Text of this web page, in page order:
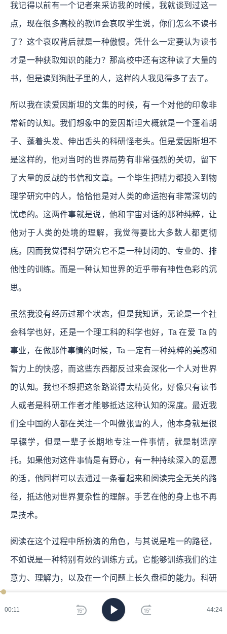
00:12 44:24
我记得以前有一个记者来采访我的时候，我就谈到过这一
点，现在很多高校的教师会哀叹学生说，你们怎么不读书
了？这个哀叹背后就是一种傲慢。凭什么一定要认为读书
才是一种获取知识的能力？那高校中还有这种读了大量的
书，但是读到狗肚子里的人，这样的人我见得多了去了。
所以我在读爱因斯坦的文集的时候，有一个对他的印象非
常新的认知。我们想象中的爱因斯坦大概就是一个蓬着胡
子、蓬着头发、伸出舌头的科研怪老头。但是爱因斯坦不
是这样的，他对当时的世界局势有非常强烈的关切，留下
了大量的反战的书信和文章。一个毕生把精力都投入到物
理学研究中的人，恰恰他是对人类的命运抱有非常深切的
忧虑的。这两件事就是说，他和宇宙对话的那种纯粹，让
他对于人类的处境的理解，我觉得要比大多数人都更彻
底。因而我觉得科学研究它不是一种封闭的、专业的、排
他性的训练。而是一种认知世界的近乎带有神性色彩的沉
思。
虽然我没有经历过那个状态，但是我知道，无论是一个社
会科学也好，还是一个理工科的科学也好，Ta 在爱 Ta 的
事业，在做那件事情的时候，Ta 一定有一种纯粹的美感和
智力上的快感，而这些东西都反过来会深化一个人对世界
的认知。我也不想把这条路说得太精英化，好像只有读书
人或者是科研工作者才能够抵达这种认知的深度。最近我
们全中国的人都在关注一个叫做张雪的人，他本身就是很
早辍学，但是一辈子长期地专注一件事情，就是制造摩
托。如果他对这件事情是有野心，有一种持续深入的意愿
的话，他同样可以去通过一条看起来和阅读完全无关的路
径，抵达他对世界复杂性的理解。手艺在他的身上也不再
是技术。
阅读在这个过程中所扮演的角色，与其说是唯一的路径，
不如说是一种特别有效的训练方式。它能够训练我们的注
意力、理解力，以及在一个问题上长久盘桓的能力。科研
阅读、长期的实践、长期的稳定的某种投入，甚至是一段
深刻的人生经历，我觉得都能够带来这种立体化的认知。